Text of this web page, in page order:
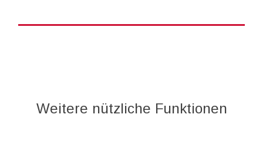
Weitere nützliche Funktionen